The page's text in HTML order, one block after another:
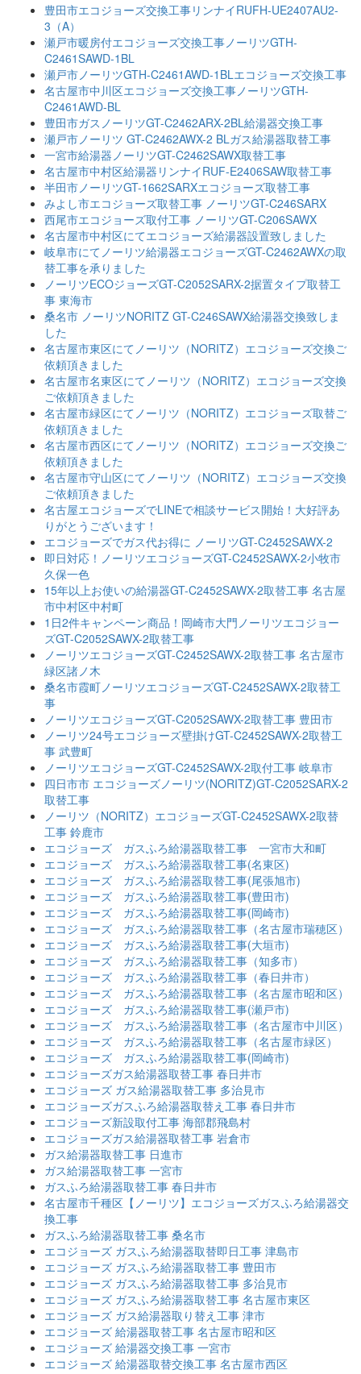
豊田市エコジョーズ交換工事リンナイRUFH-UE2407AU2-
3（A）
瀬戸市暖房付エコジョーズ交換工事ノーリツGTH-
C2461SAWD-1BL
瀬戸市ノーリツGTH-C2461AWD-1BLエコジョーズ交換工事
名古屋市中川区エコジョーズ交換工事ノーリツGTH-
C2461AWD-BL
豊田市ガスノーリツGT-C2462ARX-2BL給湯器交換工事
瀬戸市ノーリツ GT-C2462AWX-2 BLガス給湯器取替工事
一宮市給湯器ノーリツGT-C2462SAWX取替工事
名古屋市中村区給湯器リンナイRUF-E2406SAW取替工事
半田市ノーリツGT-1662SARXエコジョーズ取替工事
みよし市エコジョーズ取替工事 ノーリツGT-C246SARX
西尾市エコジョーズ取付工事 ノーリツGT-C206SAWX
名古屋市中村区にてエコジョーズ給湯器設置致しました
岐阜市にてノーリツ給湯器エコジョーズGT-C2462AWXの取
替工事を承りました
ノーリツECOジョーズGT-C2052SARX-2据置タイプ取替工
事 東海市
桑名市 ノーリツNORITZ GT-C246SAWX給湯器交換致しま
した
名古屋市東区にてノーリツ（NORITZ）エコジョーズ交換ご
依頼頂きました
名古屋市名東区にてノーリツ（NORITZ）エコジョーズ交換
ご依頼頂きました
名古屋市緑区にてノーリツ（NORITZ）エコジョーズ取替ご
依頼頂きました
名古屋市西区にてノーリツ（NORITZ）エコジョーズ交換ご
依頼頂きました
名古屋市守山区にてノーリツ（NORITZ）エコジョーズ交換
ご依頼頂きました
名古屋エコジョーズでLINEで相談サービス開始！大好評あ
りがとうございます！
エコジョーズでガス代お得に ノーリツGT-C2452SAWX-2
即日対応！ノーリツエコジョーズGT-C2452SAWX-2小牧市
久保一色
15年以上お使いの給湯器GT-C2452SAWX-2取替工事 名古屋
市中村区中村町
1日2件キャンペーン商品！岡崎市大門ノーリツエコジョー
ズGT-C2052SAWX-2取替工事
ノーリツエコジョーズGT-C2452SAWX-2取替工事 名古屋市
緑区諸ノ木
桑名市霞町ノーリツエコジョーズGT-C2452SAWX-2取替工
事
ノーリツエコジョーズGT-C2052SAWX-2取替工事 豊田市
ノーリツ24号エコジョーズ壁掛けGT-C2452SAWX-2取替工
事 武豊町
ノーリツエコジョーズGT-C2452SAWX-2取付工事 岐阜市
四日市市 エコジョーズノーリツ(NORITZ)GT-C2052SARX-2
取替工事
ノーリツ（NORITZ）エコジョーズGT-C2452SAWX-2取替
工事 鈴鹿市
エコジョーズ ガスふろ給湯器取替工事 一宮市大和町
エコジョーズ ガスふろ給湯器取替工事(名東区)
エコジョーズ ガスふろ給湯器取替工事(尾張旭市)
エコジョーズ ガスふろ給湯器取替工事(豊田市)
エコジョーズ ガスふろ給湯器取替工事(岡崎市)
エコジョーズ ガスふろ給湯器取替工事（名古屋市瑞穂区）
エコジョーズ ガスふろ給湯器取替工事(大垣市)
エコジョーズ ガスふろ給湯器取替工事（知多市）
エコジョーズ ガスふろ給湯器取替工事（春日井市）
エコジョーズ ガスふろ給湯器取替工事（名古屋市昭和区）
エコジョーズ ガスふろ給湯器取替工事(瀬戸市)
エコジョーズ ガスふろ給湯器取替工事（名古屋市中川区）
エコジョーズ ガスふろ給湯器取替工事（名古屋市緑区）
エコジョーズ ガスふろ給湯器取替工事(岡崎市)
エコジョーズガス給湯器取替工事 春日井市
エコジョーズ ガス給湯器取替工事 多治見市
エコジョーズガスふろ給湯器取替え工事 春日井市
エコジョーズ新設取付工事 海部郡飛島村
エコジョーズガス給湯器取替工事 岩倉市
ガス給湯器取替工事 日進市
ガス給湯器取替工事 一宮市
ガスふろ給湯器取替工事 春日井市
名古屋市千種区【ノーリツ】エコジョーズガスふろ給湯器交
換工事
ガスふろ給湯器取替工事 桑名市
エコジョーズ ガスふろ給湯器取替即日工事 津島市
エコジョーズ ガスふろ給湯器取替工事 豊田市
エコジョーズ ガスふろ給湯器取替工事 多治見市
エコジョーズ ガスふろ給湯器取替工事 名古屋市東区
エコジョーズ ガス給湯器取り替え工事 津市
エコジョーズ 給湯器取替工事 名古屋市昭和区
エコジョーズ 給湯器交換工事 一宮市
エコジョーズ 給湯器取替交換工事 名古屋市西区